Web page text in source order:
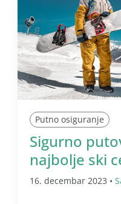
Putno osiguranje
Sigurno
najbolje ski
16. decembar 2023 •